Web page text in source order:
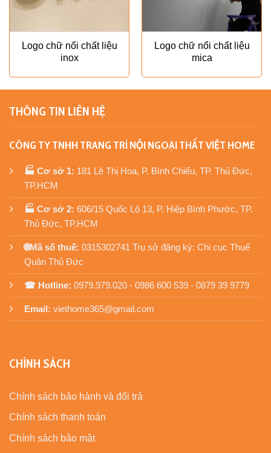
Logo chữ nổi chất liệu
inox
Logo chữ nổi chất liệu
mica
THÔNG TIN LIÊN HỆ
CÔNG TY TNHH TRANG TRÍ NỘI NGOẠI THẤT VIỆT HOME
🏭 Cơ sở 1: 181 Lê Thị Hoa, P. Bình Chiểu, TP. Thủ Đức,
TP.HCM
🏭 Cơ sở 2: 606/15 Quốc Lộ 13, P. Hiệp Bình Phước, TP.
Thủ Đức, TP.HCM
🌐Mã số thuế: 0315302741 Trụ sở đăng ký: Chi cục Thuế
Quận Thủ Đức
☎ Hotline: 0979.979.020 - 0986 600 539 - 0879 39 9779
Email: viethome365@gmail.com
CHÍNH SÁCH
Chính sách bảo hành và đổi trả
Chính sách thanh toán
Chính sách bảo mật